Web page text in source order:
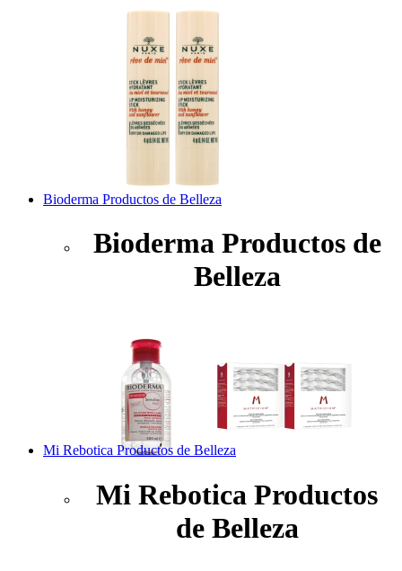
Bioderma Productos de Belleza
Bioderma Productos de
Belleza
Mi Rebotica Productos de Belleza
Mi Rebotica Productos
de Belleza